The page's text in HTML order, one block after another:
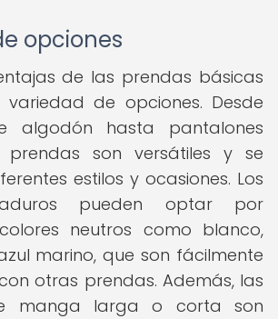
opciones
de las prendas básicas
de opciones. Desde
algodón hasta pantalones
prendas son versátiles y se
estilos y ocasiones. Los
pueden optar por
neutros como blanco,
marino, que son fácilmente
otras prendas. Además, las
manga larga o corta son